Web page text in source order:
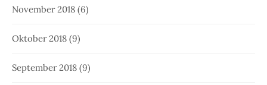
November 2018 (6)
Oktober 2018 (9)
September 2018 (9)